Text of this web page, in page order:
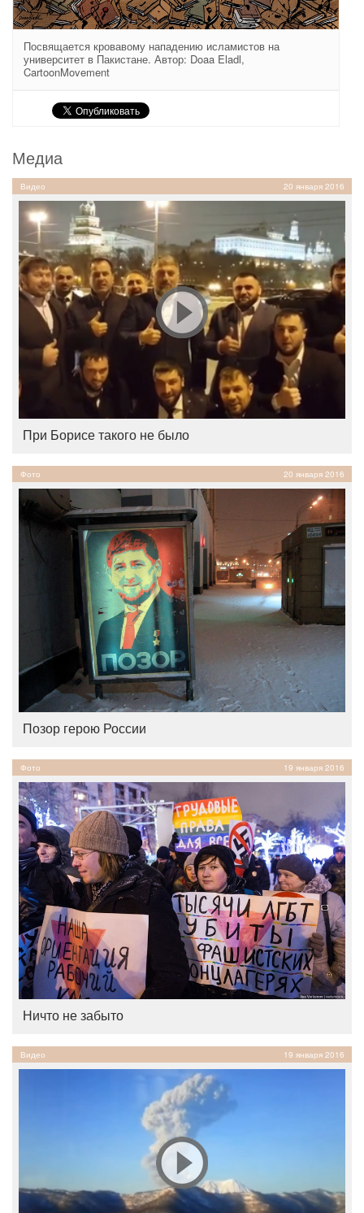
Посвящается кровавому нападению исламистов на
университет в Пакистане. Автор: Doaa Eladl,
CartoonMovement
Медиа
Видео 20 января 2016
При Борисе такого не было
Фото 20 января 2016
Позор герою России
Фото 19 января 2016
Ничто не забыто
Видео 19 января 2016